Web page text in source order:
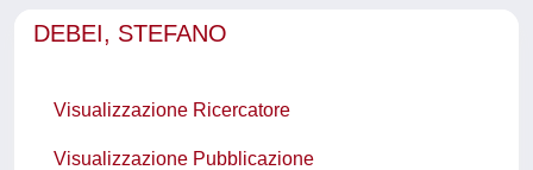
DEBEI, STEFANO
Visualizzazione Ricercatore
Visualizzazione Pubblicazione